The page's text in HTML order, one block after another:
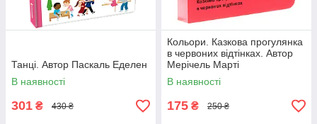
Танці. Автор Паскаль Еделен
В наявності
301 ₴ 430 ₴
Кольори. Казкова прогулянка
в червоних відтінках. Автор
Мерічель Марті
В наявності
175 ₴ 250 ₴